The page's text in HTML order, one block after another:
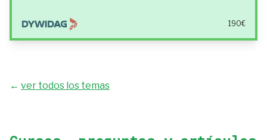
190€
← ver todos los temas